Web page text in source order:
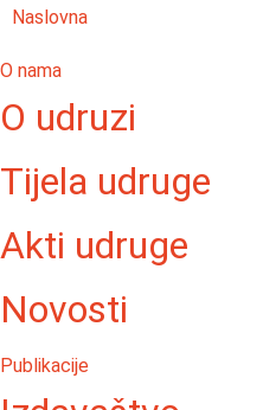
Naslovna
O nama
O udruzi
Tijela udruge
Akti udruge
Novosti
Publikacije